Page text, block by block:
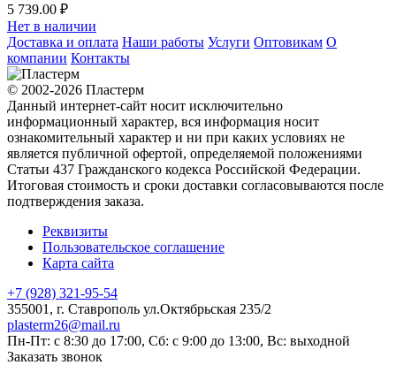
5 739.00 ₽
Нет в наличии
Доставка и оплата Наши работы Услуги Оптовикам О
компании Контакты
© 2002-2026 Пластерм
Данный интернет-сайт носит исключительно
информационный характер, вся информация носит
ознакомительный характер и ни при каких условиях не
является публичной офертой, определяемой положениями
Статьи 437 Гражданского кодекса Российской Федерации.
Итоговая стоимость и сроки доставки согласовываются после
подтверждения заказа.
Реквизиты
Пользовательское соглашение
Карта сайта
+7 (928) 321-95-54
355001 , г. Ставрополь ул.Октябрьская 235/2
plasterm26@mail.ru
Пн-Пт: с 8:30 до 17:00, Сб: с 9:00 до 13:00, Вс: выходной
Заказать звонок